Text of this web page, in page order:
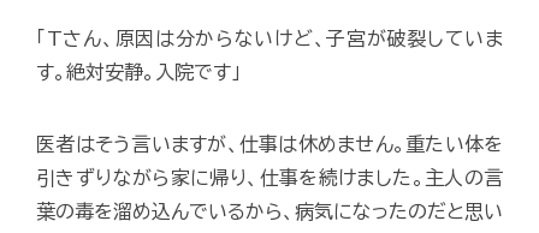
「Tさん、原因は分からないけど、子宮が破裂していま
す。絶対安静。入院です」
医者はそう言いますが、仕事は休めません。重たい体を
引きずりながら家に帰り、仕事を続けました。主人の言
葉の毒を溜め込んでいるから、病気になったのだと思い